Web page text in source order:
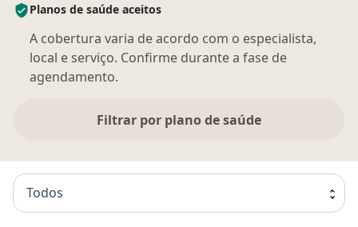
Planos de saúde aceitos
A cobertura varia de acordo com o especialista,
local e serviço. Confirme durante a fase de
agendamento.
Filtrar por plano de saúde
Todos